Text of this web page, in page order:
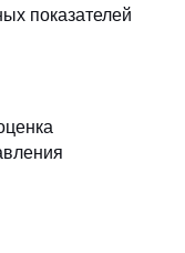
показателей